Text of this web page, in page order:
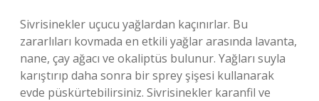
Sivrisinekler uçucu yağlardan kaçınırlar. Bu
zararlıları kovmada en etkili yağlar arasında lavanta,
nane, çay ağacı ve okaliptüs bulunur. Yağları suyla
karıştırıp daha sonra bir sprey şişesi kullanarak
evde püskürtebilirsiniz. Sivrisinekler karanfil ve